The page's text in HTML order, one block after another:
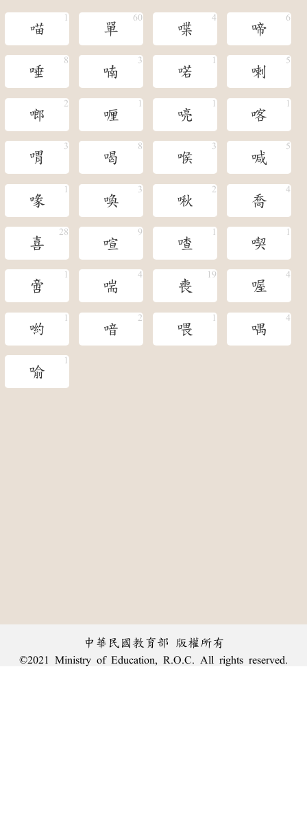
喵 單 喋 啼
唾 喃 喏 喇
啷 喱 喨 喀
喟 喝 喉 喊
喙 喚 啾 喬
喜 喧 喳 喫
啻 喘 喪 喔
喲 喑 喂 喁
喻
中華民國教育部 版權所有
©2021 Ministry of Education, R.O.C. All rights reserved.